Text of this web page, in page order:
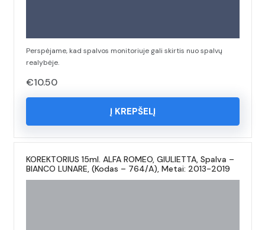
Perspėjame, kad spalvos monitoriuje gali skirtis nuo spalvų
realybėje.
€10.50
Į KREPŠELĮ
KOREKTORIUS 15ml. ALFA ROMEO, GIULIETTA, Spalva –
BIANCO LUNARE, (Kodas – 764/A), Metai: 2013-2019